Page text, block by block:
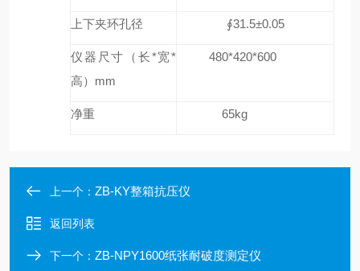
上下夹环孔径 ∮31.5±0.05
仪器尺寸（长*宽*
高）mm
480*420*600
净重 65kg
上一个： ZB-KY整箱抗压仪
返回列表
下一个： ZB-NPY1600纸张耐破度测定仪